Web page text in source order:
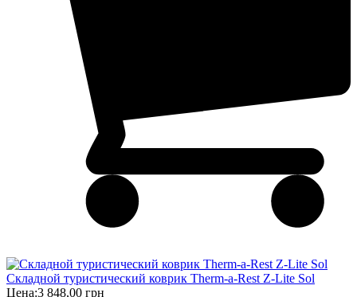
Складной туристический коврик Therm-a-Rest Z-Lite Sol
Цена:3 848,00 грн